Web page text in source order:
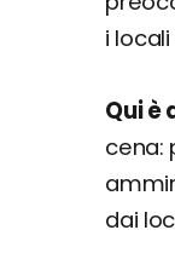
i
Qui è
cena:
dai